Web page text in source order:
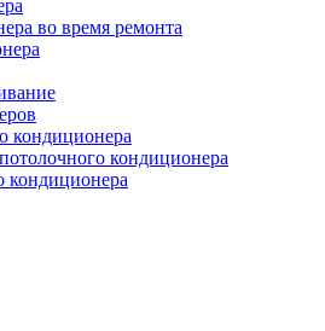
во время ремонта
кондиционера
кондиционера
кондиционера